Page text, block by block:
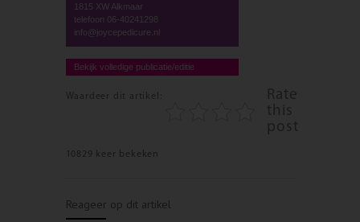
1815 XW Alkmaar
telefoon 06-40241298
info@joycepedicure.nl
Bekijk volledige publicatie/editie
Waardeer dit artikel:
Rate
this
post
10829 keer bekeken
Reageer op dit artikel